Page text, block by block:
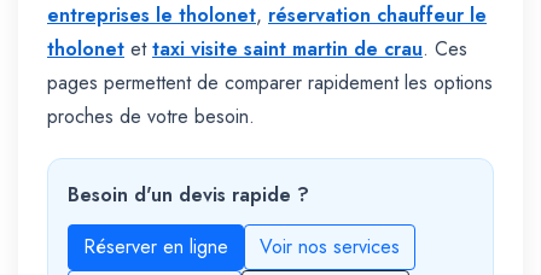
entreprises le tholonet, réservation chauffeur le
tholonet ettaxi visite saint martin de crau. Ces
pages permettent de comparer rapidement les options
proches de votre besoin.
Besoin d'un devis rapide ?
Réserver en ligne
Voir nos services